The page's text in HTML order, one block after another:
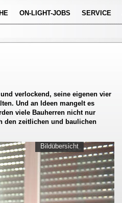
ON-LIGHT-JOBS SERVICE
verlockend, seine eigenen vier
Und an Ideen mangelt es
viele Bauherren nicht nur
den zeitlichen und baulichen
Bildübersicht